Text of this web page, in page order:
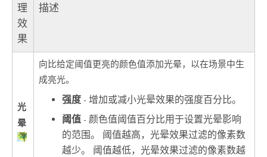
理
效
果
描述
光
晕
向比给定阈值更亮的颜色值添加光晕，以在场景中生
成亮光。
强度 - 增加或减小光晕效果的强度百分比。
阈值 - 颜色值阈值百分比用于设置光晕影响
的范围。 阈值越高，光晕效果过滤的像素数
越少。 阈值越低，光晕效果过滤的像素数越